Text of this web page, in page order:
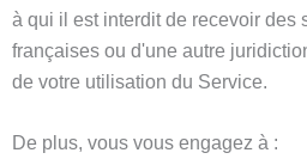
à qui il est interdit de recevoir des
françaises ou d'une autre
de votre utilisation du Service.
De plus, vous vous engagez à :